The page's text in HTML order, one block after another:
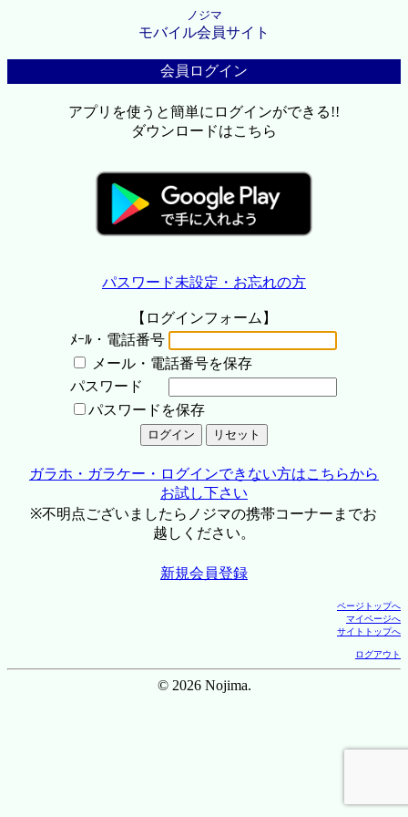
ノジマ
モバイル会員サイト
会員ログイン
アプリを使うと簡単にログインができる!!
ダウンロードはこちら
パスワード未設定・お忘れの方
【ログインフォーム】
ﾒｰﾙ・電話番号
メール・電話番号を保存
パスワード
パスワードを保存
ガラホ・ガラケー・ログインできない方はこちらから
お試し下さい
※不明点ございましたらノジマの携帯コーナーまでお
越しください。
新規会員登録
ページトップへ
マイページへ
サイトトップへ
ログアウト
© 2026 Nojima.